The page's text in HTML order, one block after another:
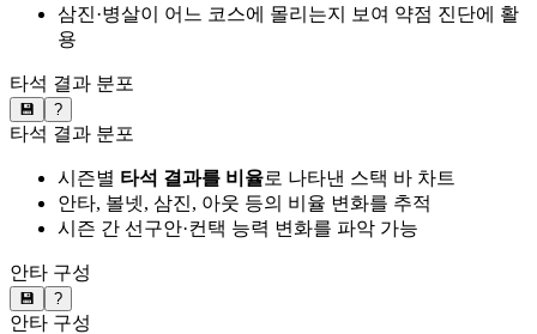
삼진·병살이 어느 코스에 몰리는지 보여 약점 진단에 활
용
타석 결과 분포
💾 ?
타석 결과 분포
시즌별 타석 결과를 비율로 나타낸 스택 바 차트
안타, 볼넷, 삼진, 아웃 등의 비율 변화를 추적
시즌 간 선구안·컨택 능력 변화를 파악 가능
안타 구성
💾 ?
안타 구성